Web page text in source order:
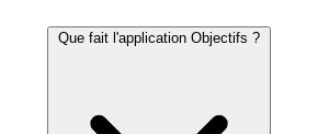
Que fait l'application Objectifs ?